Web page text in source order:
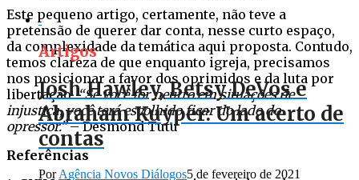
Este pequeno artigo, certamente, não teve a
pretensão de querer dar conta, nesse curto espaço,
da complexidade da temática aqui proposta. Contudo,
temos clareza de que enquanto igreja, precisamos
nos posicionar a favor dos oprimidos e da luta por
libertação.“Se você for neutro em situações de
injustiça, você terá escolhido ficar do lado do
opressor.”– Desmond Tutu
Referências
Artigos
Josh Hawley, Betsy DeVos e
Abraham Kuyper: Um acerto de
contas
PorAgência Novos Diálogos5 de fevereiro de 2021